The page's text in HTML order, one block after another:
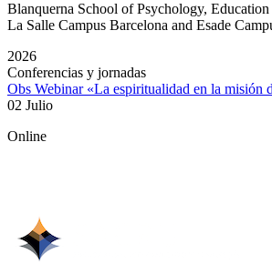
Blanquerna School of Psychology, Education
La Salle Campus Barcelona and Esade
2026
Conferencias y jornadas
Obs Webinar «La espiritualidad en la misión
02 Julio
Online